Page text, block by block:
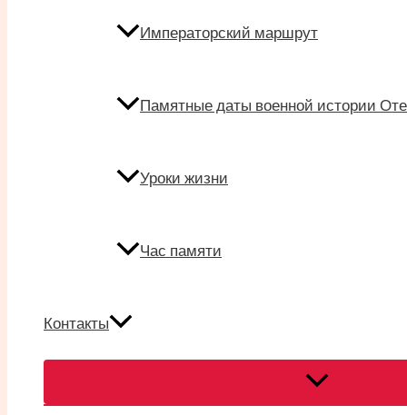
Императорский маршрут
Памятные даты военной истории
Уроки жизни
Час памяти
Контакты